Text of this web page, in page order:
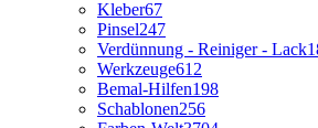
Kleber67
Pinsel247
Verdünnung - Reiniger - Lack
Werkzeuge612
Bemal-Hilfen198
Schablonen256